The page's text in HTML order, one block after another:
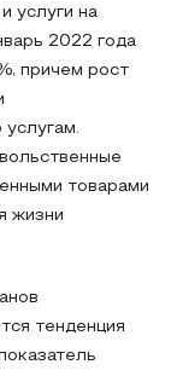
услуги на
2022 года
причем рост
товарами
жизни
тенденция